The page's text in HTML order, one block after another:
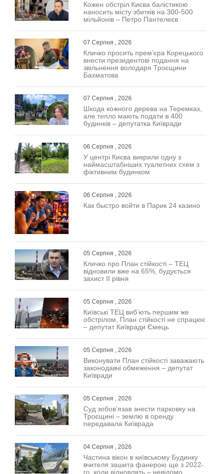
Кожен обстріл Києва балістикою
наносить місту збитків на 300-500
мільйонів – Петро Пантелеєв
07 Серпня , 2026
Кличко просить прем’єра Корецького
внести президентові подання на
звільнення володаря Троєщини
Бахматова
07 Серпня , 2026
Шкода кожного дерева на Теремках,
але тепло мають подати в 400
будинків – депутатка Київради
06 Серпня , 2026
У центрі Києва викрили одну з
наймасштабніших туалетних схем з
фіктивним будинком
06 Серпня , 2026
Как быстро войти в Парик 24 казино
05 Серпня , 2026
Кличко про План стійкості – ТЕЦ
відновили вже на 65%, будується
захист ІІ рівня
05 Серпня , 2026
Київські ТЕЦ виб’ють першим же
обстрілом, План стійкості не спрацює
– депутат Київради Ємець
05 Серпня , 2026
Виконувати План стійкості заважають
законодавчі обмеження – депутат
Київради
05 Серпня , 2026
Суд зобов’язав знести парковку на
Троєщині – землю в оренду
передавала Київрада
04 Серпня , 2026
Частина вікон в київському Будинку
вчителя зашита фанерою ще з 2022-
го, коли відновлять – невідомо